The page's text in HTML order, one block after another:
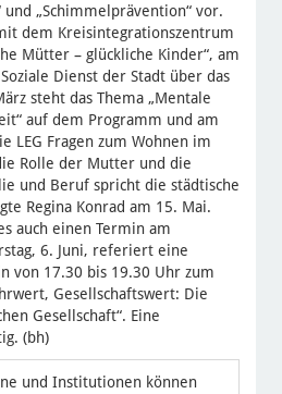
und „Schimmelprävention“ vor.
dem Kreisintegrationszentrum
Mütter – glückliche Kinder“, am
Dienst der Stadt über das
steht das Thema „Mentale
auf dem Programm und am
LEG Fragen zum Wohnen im
Rolle der Mutter und die
und Beruf spricht die städtische
Regina Konrad am 15. Mai.
auch einen Termin am
6. Juni, referiert eine
von 17.30 bis 19.30 Uhr zum
Gesellschaftswert: Die
Gesellschaft“. Eine
(bh)
und Institutionen können